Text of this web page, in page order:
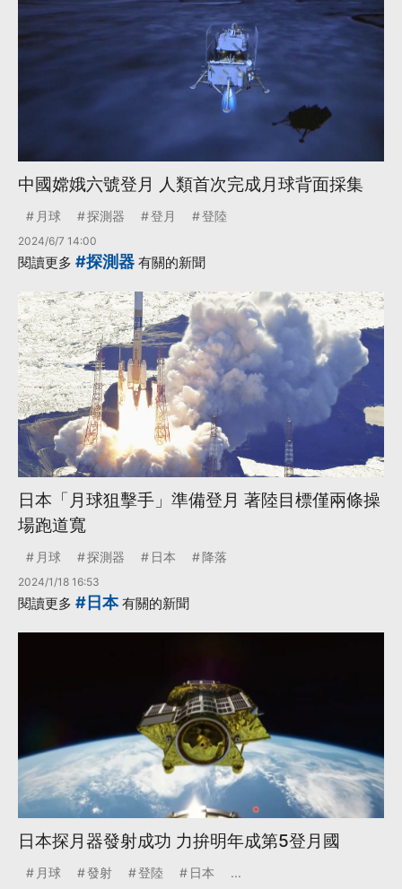
中國嫦娥六號登月 人類首次完成月球背面採集
月球 探測器 登月 登陸
2024/6/7 14:00
閱讀更多 #探測器 有關的新聞
日本「月球狙擊手」準備登月 著陸目標僅兩條操
場跑道寬
月球 探測器 日本 降落
2024/1/18 16:53
閱讀更多 #日本有關的新聞
日本探月器發射成功 力拚明年成第5登月國
月球 發射 登陸 日本 ...